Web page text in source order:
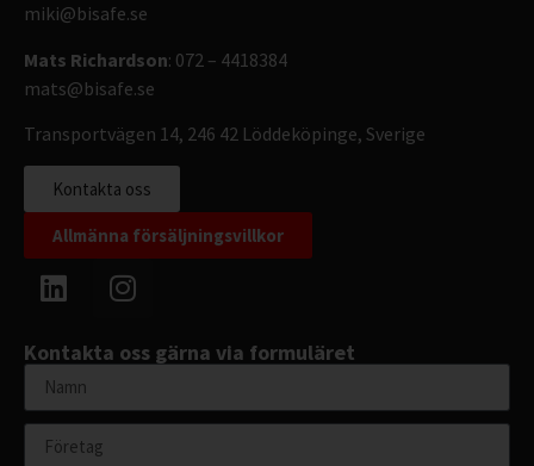
miki@bisafe.se
Mats Richardson: 072 – 4418384
mats@bisafe.se
Transportvägen 14, 246 42 Löddeköpinge, Sverige
Kontakta oss
Allmänna försäljningsvillkor
Kontakta oss gärna via formuläret